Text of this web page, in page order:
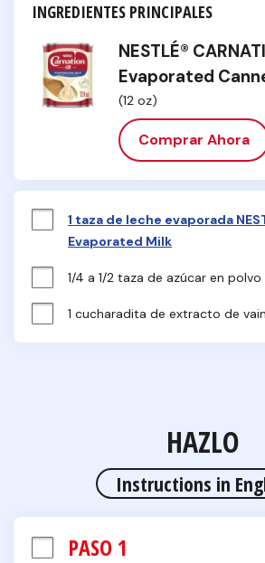
INGREDIENTES PRINCIPALES
NESTLÉ®
Evaporated
(12 oz)
Comprar Ahora
1 taza de leche evaporada
Evaporated Milk
1/4 a 1/2 taza de azúcar en polvo
1 cucharadita de extracto de
HAZLO
Instructions in
PASO 1